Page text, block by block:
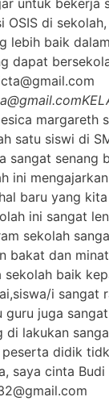
untuk bekerja
OSIS di
lebih baik
dapat
margareth
satu siswi di
sangat senang
ini
baru yang
ini sangat
sekolah
bakat dan
sekolah baik
i sangat
guru juga
di lakukan
didik
saya cinta Budi